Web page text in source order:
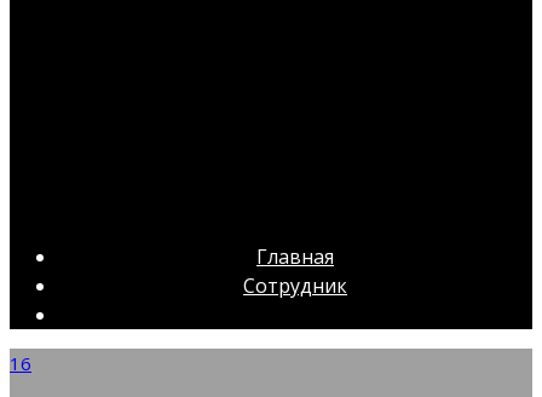
Главная
Сотрудник
16